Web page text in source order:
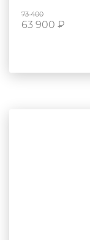
73 400
63 900 ₽